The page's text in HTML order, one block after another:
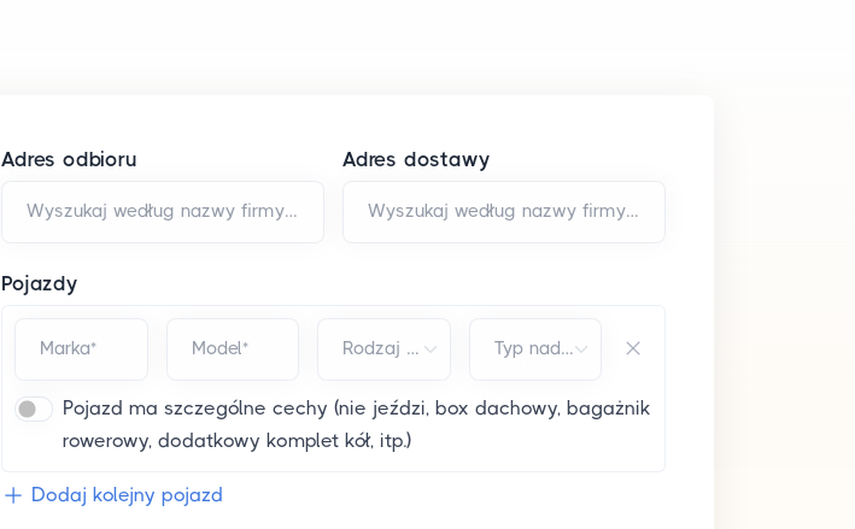
Adres odbioru
Wyszukaj według nazwy firmy i/lub adresu*
Adres dostawy
Wyszukaj według nazwy firmy i/lub adresu*
Pojazdy
Marka* Model* Rodzaj paliwa* Typ nadwozia*
Pojazd ma szczególne cechy (nie jeździ, box dachowy, bagażnik
rowerowy, dodatkowy komplet kół, itp.)
Dodaj kolejny pojazd